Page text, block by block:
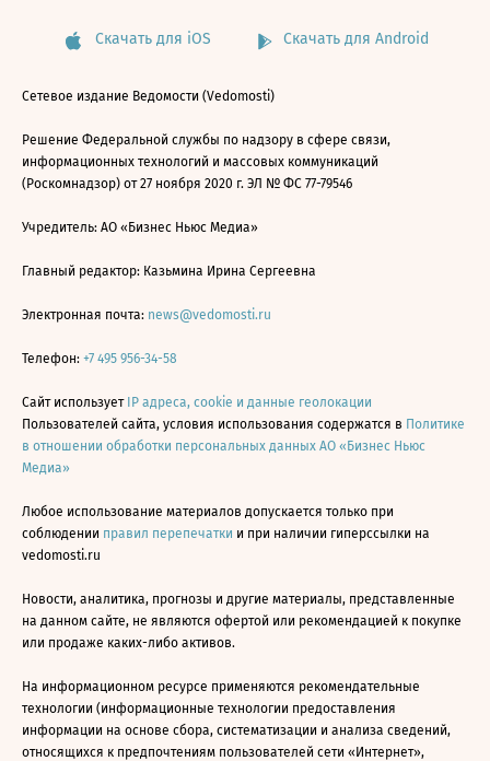
Скачать для iOS Скачать для Android
Сетевое издание Ведомости (Vedomosti)
Решение Федеральной службы по надзору в сфере связи,
информационных технологий и массовых коммуникаций
(Роскомнадзор) от 27 ноября 2020 г. ЭЛ № ФС 77-79546
Учредитель: АО «Бизнес Ньюс Медиа»
Главный редактор: Казьмина Ирина Сергеевна
Электронная почта: news@vedomosti.ru
Телефон: +7 495 956-34-58
Сайт использует IP адреса, cookie и данные геолокации
Пользователей сайта, условия использования содержатся в Политике
в отношении обработки персональных данных АО «Бизнес Ньюс
Медиа»
Любое использование материалов допускается только при
соблюдении правил перепечатки и при наличии гиперссылки на
vedomosti.ru
Новости, аналитика, прогнозы и другие материалы, представленные
на данном сайте, не являются офертой или рекомендацией к покупке
или продаже каких-либо активов.
На информационном ресурсе применяются рекомендательные
технологии (информационные технологии предоставления
информации на основе сбора, систематизации и анализа сведений,
относящихся к предпочтениям пользователей сети «Интернет»,